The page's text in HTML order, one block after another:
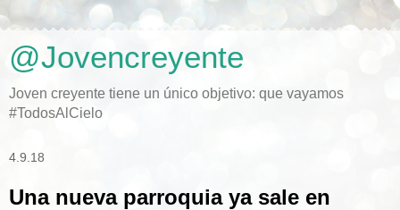
@Jovencreyente
Joven creyente tiene un único objetivo: que vayamos
#TodosAlCielo
4.9.18
Una nueva parroquia ya sale en